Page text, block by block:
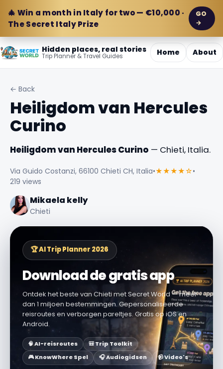
🎄 Win a month in Italy for two — €10,000 ·
The Secret Italy Prize
GO
→
Hidden places, real stories
Trip Planner & Travel Guides Home About
← Back
Heiligdom van Hercules
Curino
Heiligdom van Hercules Curino — Chieti, Italia.
Via Guido Costanzi, 66100 Chieti CH, Italia•★★★★☆•
219 views
Mikaela kelly
Chieti
🏆 AI Trip Planner 2026
Download de gratis app
Ontdek het beste van Chieti met Secret World — meer
dan 1 miljoen bestemmingen. Gepersonaliseerde
reisroutes en verborgen pareltjes. Gratis op iOS en
Android.
🧠 AI-reisroutes
🎒 Trip Toolkit
🎮 KnowWhere Spel
🎧 Audiogidsen 📹 Video's